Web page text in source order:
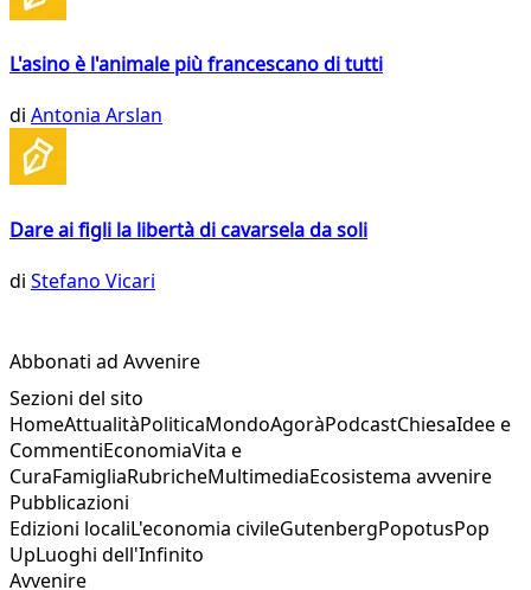
L'asino è l'animale più francescano di tutti
di Antonia Arslan
Dare ai figli la libertà di cavarsela da soli
di Stefano Vicari
Abbonati ad Avvenire
Sezioni del sito
HomeAttualitàPoliticaMondoAgoràPodcastChiesaIdee e
CommentiEconomiaVita e
CuraFamigliaRubricheMultimediaEcosistema avvenire
Pubblicazioni
Edizioni localiL'economia civileGutenbergPopotusPop
UpLuoghi dell'Infinito
Avvenire